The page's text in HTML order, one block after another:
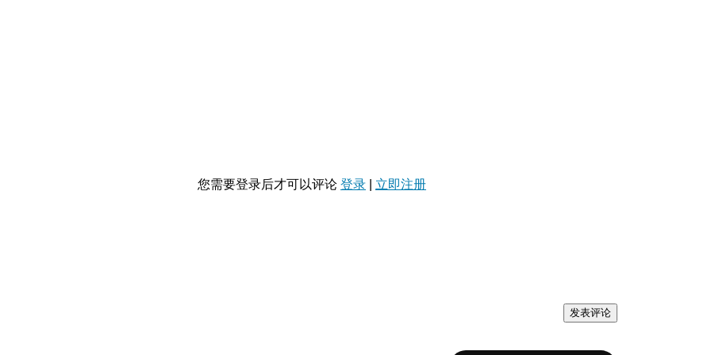
您需要登录后才可以评论 登录 立即注册
发表评论